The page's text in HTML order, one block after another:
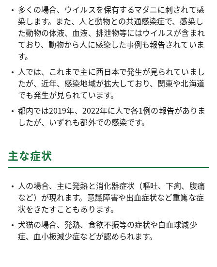
多くの場合、ウイルスを保有するマダニに刺されて感
染します。また、人と動物との共通感染症で、感染し
た動物の体液、血液、排泄物等にはウイルスが含まれ
ており、動物から人に感染した事例も報告されていま
す。
人では、これまで主に西日本で発生が見られていまし
たが、近年、感染地域が拡大しており、関東や北海道
でも発生が見られています。
都内では2019年、2022年に人で各1例の報告がありま
したが、いずれも都外での感染です。
主な症状
人の場合、主に発熱と消化器症状（嘔吐、下痢、腹痛
など）が現れます。意識障害や出血症状など重篤な症
状をきたすこともあります。
犬猫の場合、発熱、食欲不振等の症状や白血球減少
症、血小板減少症などが認められます。